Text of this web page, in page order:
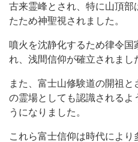
古来霊峰とされ、特に山頂
たため神聖視されました。
噴火を沈静化するため律令国
れ、浅間信仰が確立されまし
また、富士山修験道の開祖
の霊場としても認識されるよ
うになりました。
これら富士信仰は時代によ